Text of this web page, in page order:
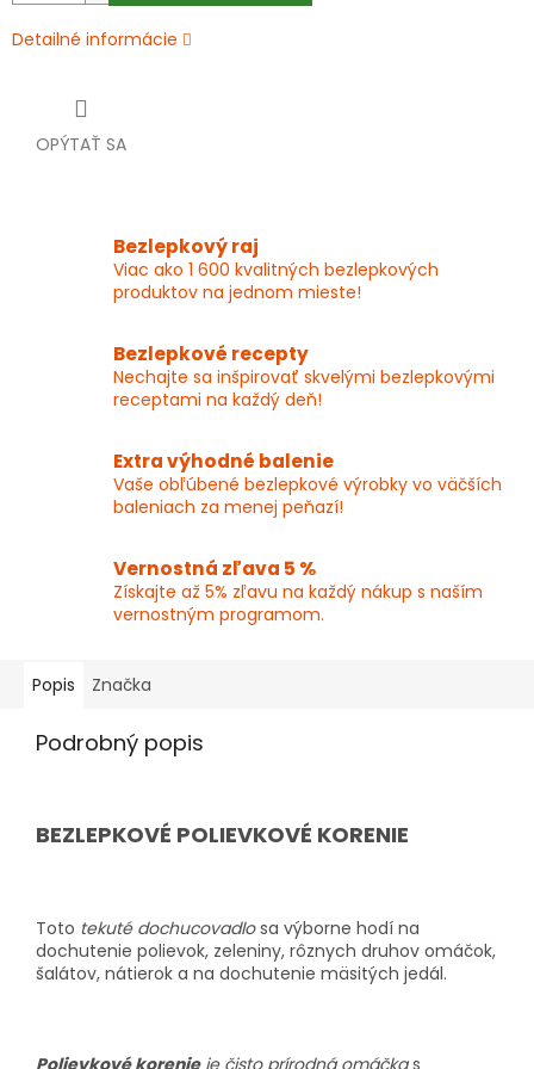
Detailné informácie
OPÝTAŤ SA
Bezlepkový raj
Viac ako 1 600 kvalitných bezlepkových
produktov na jednom mieste!
Bezlepkové recepty
Nechajte sa inšpirovať skvelými bezlepkovými
receptami na každý deň!
Extra výhodné balenie
Vaše obľúbené bezlepkové výrobky vo väčších
baleniach za menej peňazí!
Vernostná zľava 5 %
Získajte až 5% zľavu na každý nákup s naším
vernostným programom.
Popis Značka
Podrobný popis
BEZLEPKOVÉ POLIEVKOVÉ KORENIE
Toto tekuté dochucovadlo sa výborne hodí na
dochutenie polievok, zeleniny, rôznych druhov omáčok,
šalátov, nátierok a na dochutenie mäsitých jedál.